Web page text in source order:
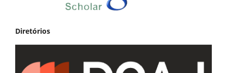
Diretórios